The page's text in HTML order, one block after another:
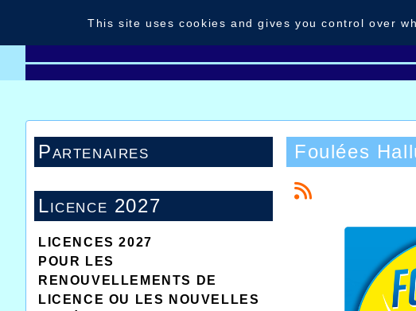
Contact
Partenaires
Licence 2027
LICENCES 2027
POUR LES
RENOUVELLEMENTS DE
LICENCE OU LES NOUVELLES
Foulées
This site uses cookies and gives you control over